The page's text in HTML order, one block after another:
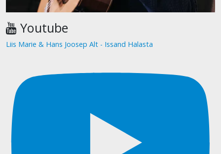
Youtube
Liis Marie & Hans Joosep Alt - Issand Halasta